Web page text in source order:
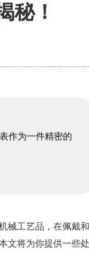
秘！
作为一件精密的
械工艺品，在佩戴
文将为你提供一些